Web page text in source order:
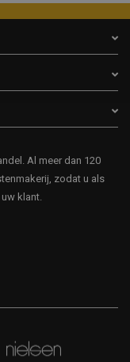
Al meer dan 120
zodat u als
klant.